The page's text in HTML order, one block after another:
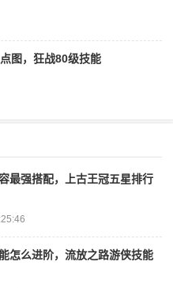
图，狂战80级技能
最强搭配，上古王冠五星排行
怎么进阶，流放之路游侠技能